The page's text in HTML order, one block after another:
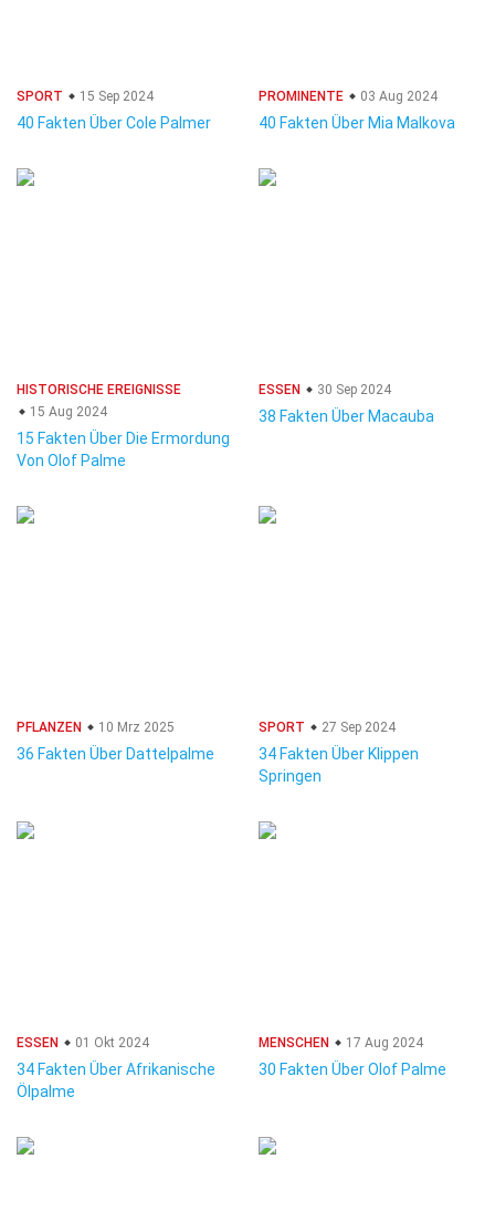
SPORT 15 Sep 2024
40 Fakten Über Cole Palmer
PROMINENTE 03 Aug 2024
40 Fakten Über Mia Malkova
HISTORISCHE EREIGNISSE
15 Aug 2024
15 Fakten Über Die Ermordung
Von Olof Palme
ESSEN 30 Sep 2024
38 Fakten Über Macauba
PFLANZEN 10 Mrz 2025
36 Fakten Über Dattelpalme
SPORT 27 Sep 2024
34 Fakten Über Klippen
Springen
ESSEN 01 Okt 2024
34 Fakten Über Afrikanische
Ölpalme
MENSCHEN 17 Aug 2024
30 Fakten Über Olof Palme